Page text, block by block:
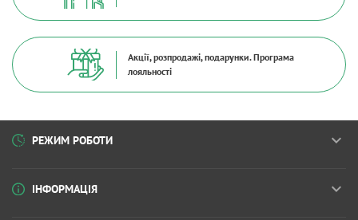
Акції, розпродажі, подарунки. Програма
лояльності
РЕЖИМ РОБОТИ
ІНФОРМАЦІЯ